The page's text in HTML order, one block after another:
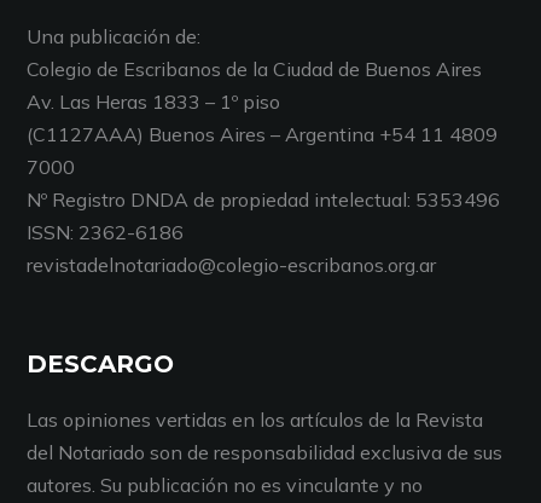
Una publicación de:
Colegio de Escribanos de la Ciudad de Buenos Aires
Av. Las Heras 1833 – 1º piso
(C1127AAA) Buenos Aires – Argentina +54 11 4809
7000
Nº Registro DNDA de propiedad intelectual: 5353496
ISSN: 2362-6186
revistadelnotariado@colegio-escribanos.org.ar
DESCARGO
Las opiniones vertidas en los artículos de la Revista
del Notariado son de responsabilidad exclusiva de sus
autores. Su publicación no es vinculante y no